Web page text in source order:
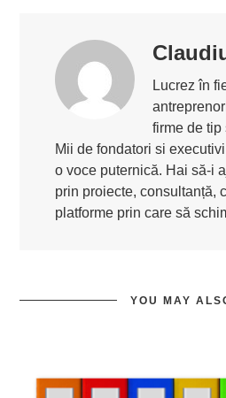
Lucrez în
firme de tip
Mii de fondatori si
o voce puternică. Hai să-i
prin proiecte, consultanță,
platforme prin care să
YOU MAY